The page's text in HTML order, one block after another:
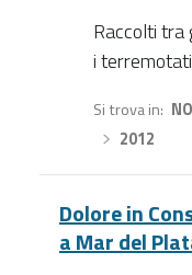
Raccolti tra
i
Si trova in
2012
Dolore in
a Mar del